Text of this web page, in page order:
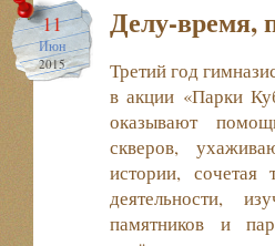
11
Июн
2015
Делу-время,
Третий год
в акции «Парки
оказывают
скверов,
истории, сочетая
деятельности,
памятников и